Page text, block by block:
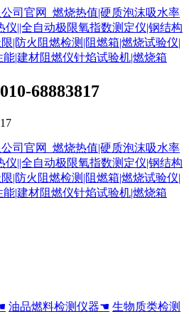
68883817
油品燃料检测仪器☚ 生物质类检测